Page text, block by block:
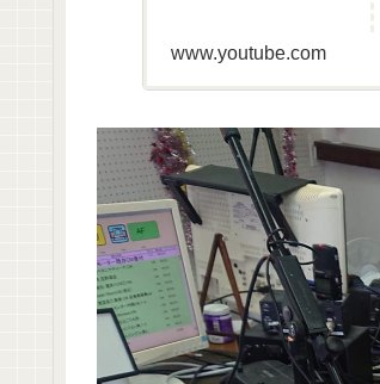
www.youtube.com